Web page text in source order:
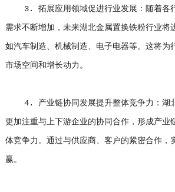
3. 拓展应用领域促进行业发展：随着各
需求不断增加，未来湖北金属置换铁粉行业将
如汽车制造、机械制造、电子电器等。这将为
市场空间和增长动力。
4. 产业链协同发展提升整体竞争力：湖
更加注重与上下游企业的协同合作，形成产业
体竞争力。通过与供应商、客户的紧密合作，
赢。